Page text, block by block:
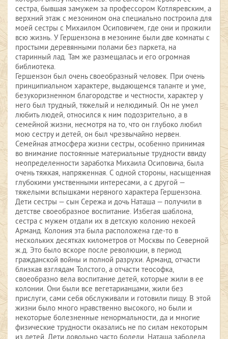
сестра, бывшая замужем за профессором Котляревским, а
верхний этаж с мезонином она специально построила для
моей сестры с Михаилом Осиповичем, где они и прожили
всю жизнь. У Гершензона в мезонине были две комнаты с
простыми деревянными полами без паркета, на
старинный лад. Там же размещалась и его огромная
библиотека.
Гершензон был очень своеобразный человек. При очень
принципиальном характере, выдающемся таланте и уме,
безукоризненном благородстве и честности, характер у
него был трудный, тяжелый и нелюдимый. Он не умел
любить людей, относился к ним подозрительно, а в
семейной жизни, несмотря на то, что он глубоко любил
мою сестру и детей, он был чрезвычайно нервен.
Семейная атмосфера жизни сестры, особенно принимая
во внимание постоянные материальные трудности ввиду
неопределенности заработка Михаила Осиповича, была
очень тяжкая, напряженная. С одной стороны, насыщенная
глубокими умственными интересами, а с другой —
тяжелыми вспышками нервного характера Гершензона.
Дети сестры — сын Сережа и дочь Наташа — получили в
детстве своеобразное воспитание. Избегая шаблона,
сестра с мужем отдали их в детскую колонию некоей
Арманд. Колония эта была расположена где-то в
нескольких десятках километров от Москвы по Северной
ж.д. Это было вскоре после революции, в период
гражданской войны и полной разрухи. Арманд, отчасти
близкая взглядам Толстого, а отчасти теософка,
своеобразно вела воспитание детей, которые жили в ее
колонии. Они были все вегетарианцами, жили без
прислуги, сами себя обслуживали и готовили пищу. В этой
жизни было много нравственно высокого, но были и
некоторые болезненные ненормальности, да и многие
физические трудности оказались не по силам некоторым